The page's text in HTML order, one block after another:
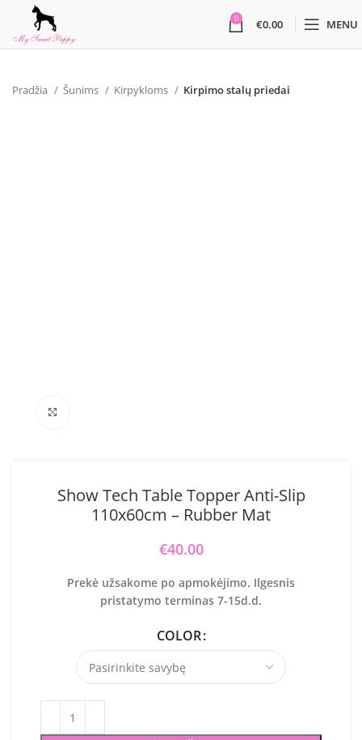
0 €0.00 MENU
Pradžia Šunims Kirpykloms Kirpimo stalų priedai
Show Tech Table Topper Anti-Slip
110x60cm – Rubber Mat
€40.00
Prekė užsakome po apmokėjimo. Ilgesnis
pristatymo terminas 7-15d.d.
COLOR